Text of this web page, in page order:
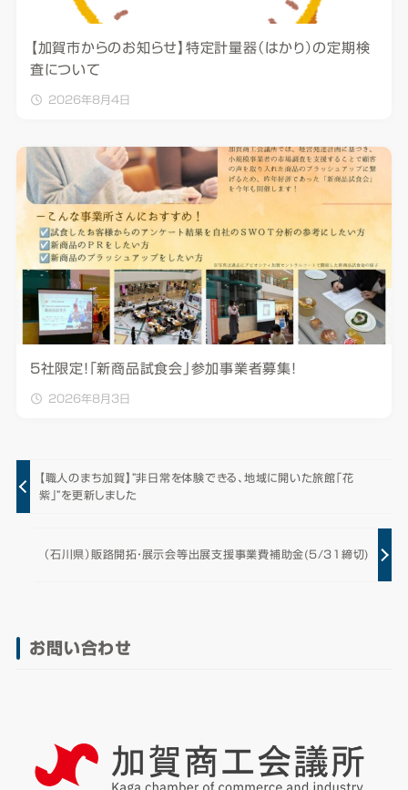
【加賀市からのお知らせ】特定計量器（はかり）の定期検
査について
2026年8月4日
5社限定！「新商品試食会」参加事業者募集！
2026年8月3日
【職人のまち加賀】”非日常を体験できる、地域に開いた旅館「花
紫」”を更新しました
（石川県）販路開拓・展示会等出展支援事業費補助金(5/31締切)
お問い合わせ